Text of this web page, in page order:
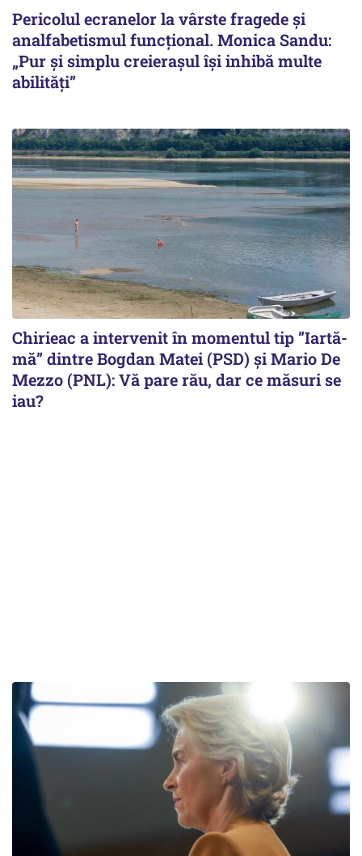
Pericolul ecranelor la vârste fragede și
analfabetismul funcțional. Monica Sandu:
„Pur și simplu creierașul își inhibă multe
abilități”
Chirieac a intervenit în momentul tip ”Iartă-
mă” dintre Bogdan Matei (PSD) și Mario De
Mezzo (PNL): Vă pare rău, dar ce măsuri se
iau?